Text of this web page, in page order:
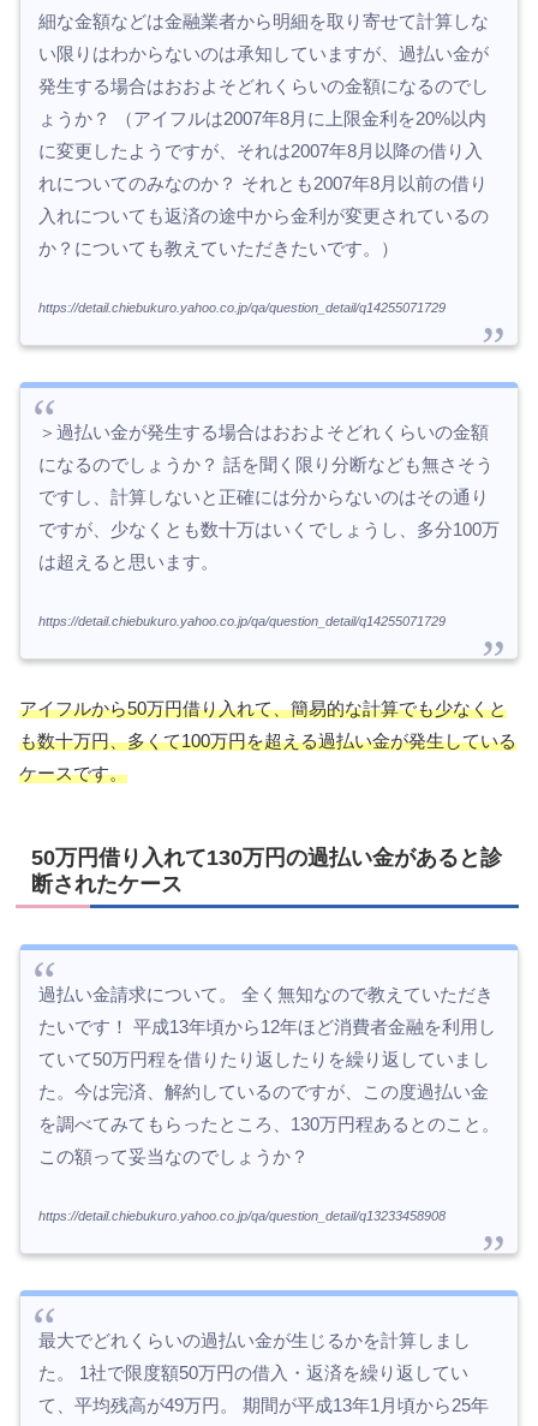
細な金額などは金融業者から明細を取り寄せて計算しな
い限りはわからないのは承知していますが、過払い金が
発生する場合はおおよそどれくらいの金額になるのでし
ょうか？ （アイフルは2007年8月に上限金利を20%以内
に変更したようですが、それは2007年8月以降の借り入
れについてのみなのか？ それとも2007年8月以前の借り
入れについても返済の途中から金利が変更されているの
か？についても教えていただきたいです。）
https://detail.chiebukuro.yahoo.co.jp/qa/question_detail/q14255071729
＞過払い金が発生する場合はおおよそどれくらいの金額
になるのでしょうか？ 話を聞く限り分断なども無さそう
ですし、計算しないと正確には分からないのはその通り
ですが、少なくとも数十万はいくでしょうし、多分100万
は超えると思います。
https://detail.chiebukuro.yahoo.co.jp/qa/question_detail/q14255071729
アイフルから50万円借り入れて、簡易的な計算でも少なくと
も数十万円、多くて100万円を超える過払い金が発生している
ケースです。
50万円借り入れて130万円の過払い金があると診
断されたケース
過払い金請求について。 全く無知なので教えていただき
たいです！ 平成13年頃から12年ほど消費者金融を利用し
ていて50万円程を借りたり返したりを繰り返していまし
た。今は完済、解約しているのですが、この度過払い金
を調べてみてもらったところ、130万円程あるとのこと。
この額って妥当なのでしょうか？
https://detail.chiebukuro.yahoo.co.jp/qa/question_detail/q13233458908
最大でどれくらいの過払い金が生じるかを計算しまし
た。 1社で限度額50万円の借入・返済を繰り返してい
て、平均残高が49万円。 期間が平成13年1月頃から25年